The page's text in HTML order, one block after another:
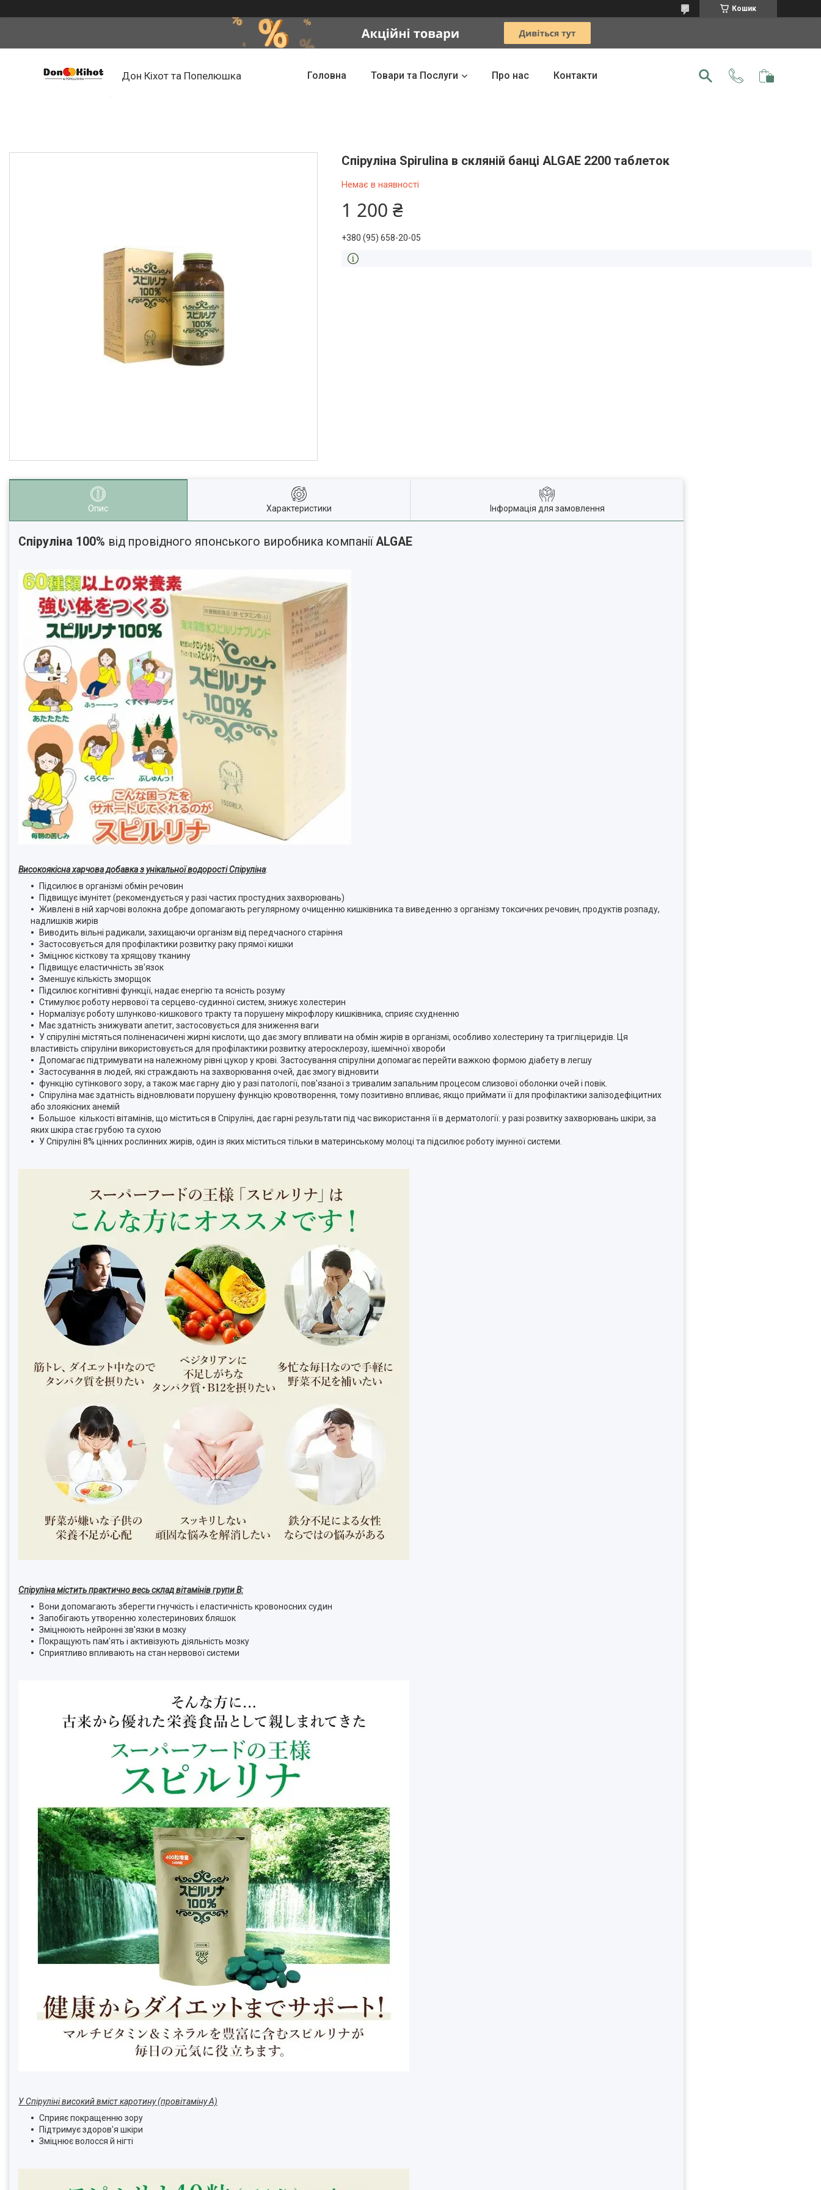
Кошик
Дон Кіхот та Попелюшка Головна Товари та Послуги Про нас Контакти
Спіруліна Spirulina в скляній банці ALGAE 2200 таблеток
Немає в наявності
1 200 ₴
+380 (95) 658-20-05
Опис Характеристики Інформація для замовлення
Спіруліна 100% від провідного японського виробника компаніїALGAE
Високоякісна харчова добавка з унікальної водорості Спіруліна:
Підсилює в організмі обмін речовин
Підвищує імунітет (рекомендується у разі частих простудних захворювань)
Живлені в ній харчові волокна добре допомагають регулярному очищенню кишківника та виведенню з організму токсичних речовин, продуктів розпаду,
надлишків жирів
Виводить вільні радикали, захищаючи організм від передчасного старіння
Застосовується для профілактики розвитку раку прямої кишки
Зміцнює кісткову та хрящову тканину
Підвищує еластичність зв'язок
Зменшує кількість зморщок
Підсилює когнітивні функції, надає енергію та ясність розуму
Стимулює роботу нервової та серцево-судинної систем, знижує холестерин
Нормалізує роботу шлунково-кишкового тракту та порушену мікрофлору кишківника, сприяє схудненню
Має здатність знижувати апетит, застосовується для зниження ваги
У спіруліні містяться поліненасичені жирні кислоти, що дає змогу впливати на обмін жирів в організмі, особливо холестерину та тригліцеридів. Ця
властивість спіруліни використовується для профілактики розвитку атеросклерозу, ішемічної хвороби
Допомагає підтримувати на належному рівні цукор у крові. Застосування спіруліни допомагає перейти важкою формою діабету в легшу
Застосування в людей, які страждають на захворювання очей, дає змогу відновити
функцію сутінкового зору, а також має гарну дію у разі патології, пов'язаної з тривалим запальним процесом слизової оболонки очей і повік.
Спіруліна має здатність відновлювати порушену функцію кровотворення, тому позитивно впливає, якщо приймати її для профілактики залізодефіцитних
або злоякісних анемій
Большое кількості вітамінів, що міститься в Спіруліні, дає гарні результати під час використання її в дерматології: у разі розвитку захворювань шкіри, за
яких шкіра стає грубою та сухою
У Спіруліні 8% цінних рослинних жирів, один із яких міститься тільки в материнському молоці та підсилює роботу імунної системи.
Спіруліна містить практично весь склад вітамінів групи B:
Вони допомагають зберегти гнучкість і еластичність кровоносних судин
Запобігають утворенню холестеринових бляшок
Зміцнюють нейронні зв'язки в мозку
Покращують пам'ять і активізують діяльність мозку
Сприятливо впливають на стан нервової системи
У Спіруліні високий вміст каротину (провітаміну А)
Сприяє покращенню зору
Підтримує здоров'я шкіри
Зміцнює волосся й нігті